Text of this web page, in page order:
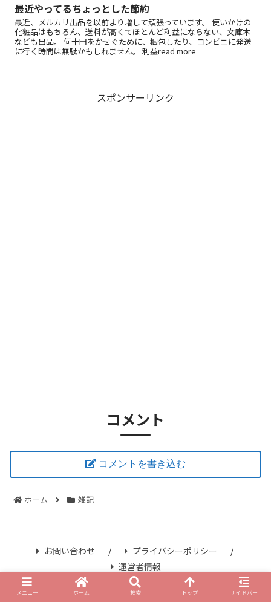
最近やってるちょっとした節約
最近、メルカリ出品を以前より増して頑張っています。 使いかけの
化粧品はもちろん、送料が高くてほとんど利益にならない、文庫本
なども出品。 何十円をかせぐために、梱包したり、コンビニに発送
に行く時間は無駄かもしれません。 利益read more
スポンサーリンク
コメント
コメントを書き込む
ホーム 雑記
お問い合わせ
プライバシーポリシー
運営者情報
© 2021 さみずブログ.
メニュー ホーム 検索 トップ サイドバー